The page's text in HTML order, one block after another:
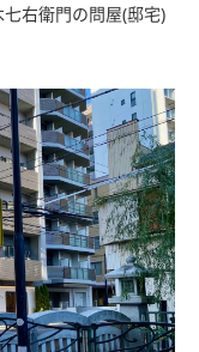
右衛門の問屋(邸宅)